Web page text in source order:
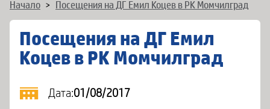
Начало > Посещения на ДГ Емил Коцев в РК Момчилград
Посещения на ДГ Емил
Коцев в РК Момчилград
Дата:01/08/2017